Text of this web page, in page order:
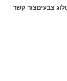
צבעיםצור קשר